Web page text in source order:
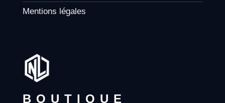
BOUTIQUE
Mentions légales